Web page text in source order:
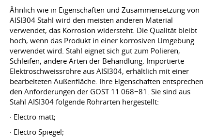
Ähnlich wie in Eigenschaften und Zusammensetzung von
AISI304 Stahl wird den meisten anderen Material
verwendet, das Korrosion widersteht. Die Qualität bleibt
hoch, wenn das Produkt in einer korrosiven Umgebung
verwendet wird. Stahl eignet sich gut zum Polieren,
Schleifen, andere Arten der Behandlung. Importierte
Elektroschweissrohre aus AISI304, erhältlich mit einer
bearbeiteten Außenfläche. Ihre Eigenschaften entsprechen
den Anforderungen der GOST 11 068−81. Sie sind aus
Stahl AISI304 folgende Rohrarten hergestellt:
· Electro matt;
· Electro Spiegel;